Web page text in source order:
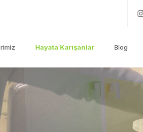
Hayata Karışanlar Blog